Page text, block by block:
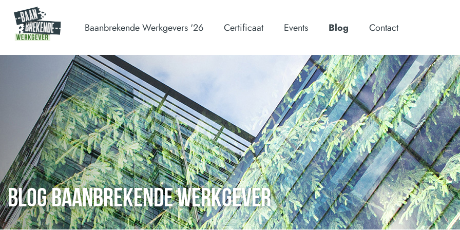
Baanbrekende Werkgevers '26 Certificaat Events Blog Contact
BLOG BAANBREKENDE WERKGEVER